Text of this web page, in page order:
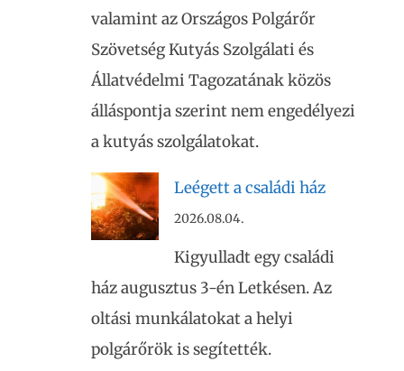
valamint az Országos Polgárőr
Szövetség Kutyás Szolgálati és
Állatvédelmi Tagozatának közös
álláspontja szerint nem engedélyezi
a kutyás szolgálatokat.
Leégett a családi ház
2026.08.04.
Kigyulladt egy családi
ház augusztus 3-én Letkésen. Az
oltási munkálatokat a helyi
polgárőrök is segítették.